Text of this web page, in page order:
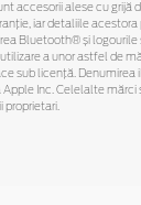
accesorii alese cu grijă
iar detaliile
Bluetooth® și
utilizare a unor astfel de
sub licență. Denumirea
Inc. Celelalte mărci
proprietari.